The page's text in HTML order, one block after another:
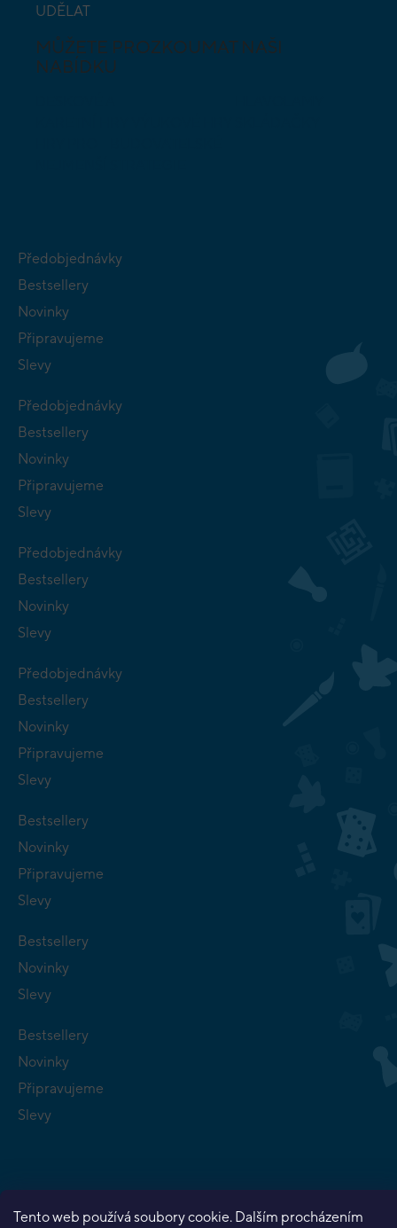
Tento web používá soubory cookie. Dalším procházením
UDĚLAT
MŮŽETE PROZKOUMAT NAŠI
NABÍDKU
Předobjednávky
Bestsellery
Novinky
Připravujeme
Slevy
Předobjednávky
Bestsellery
Novinky
Připravujeme
Slevy
Předobjednávky
Bestsellery
Novinky
Slevy
Předobjednávky
Bestsellery
Novinky
Připravujeme
Slevy
Bestsellery
Novinky
Připravujeme
Slevy
Bestsellery
Novinky
Slevy
Bestsellery
Novinky
Připravujeme
Slevy